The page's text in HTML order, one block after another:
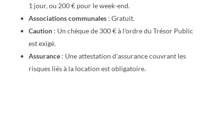
1 jour, ou 200 € pour le week-end.
Associations communales: Gratuit.
Caution: Un chèque de 300 € à l'ordre du Trésor Public
est exigé.
Assurance: Une attestation d'assurance couvrant les
risques liés à la location est obligatoire.